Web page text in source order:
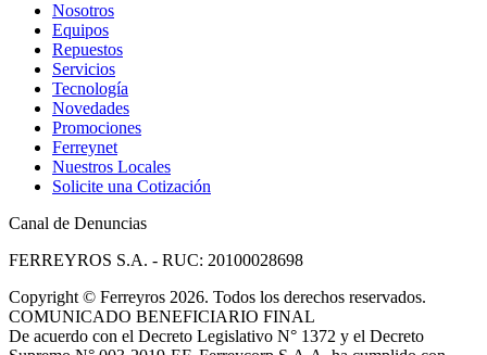
Nosotros
Equipos
Repuestos
Servicios
Tecnología
Novedades
Promociones
Ferreynet
Nuestros Locales
Solicite una Cotización
Canal de Denuncias
FERREYROS S.A. - RUC: 20100028698
Copyright © Ferreyros 2026. Todos los derechos reservados.
COMUNICADO BENEFICIARIO FINAL
De acuerdo con el Decreto Legislativo N° 1372 y el Decreto